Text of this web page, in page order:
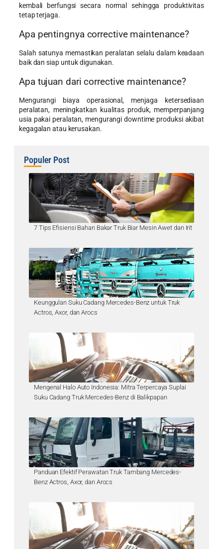
kembali berfungsi secara normal sehingga produktivitas
tetap terjaga.
Apa pentingnya corrective maintenance?
Salah satunya memastikan peralatan selalu dalam keadaan
baik dan siap untuk digunakan.
Apa tujuan dari corrective maintenance?
Mengurangi biaya operasional, menjaga ketersediaan
peralatan, meningkatkan kualitas produk, memperpanjang
usia pakai peralatan, mengurangi downtime produksi akibat
kegagalan atau kerusakan.
Populer Post
7 Tips Efisiensi Bahan Bakar Truk Biar Mesin Awet dan Irit
Keunggulan Suku Cadang Mercedes-Benz untuk Truk
Actros, Axor, dan Arocs
Mengenal Halo Auto Indonesia: Mitra Terpercaya Suplai
Suku Cadang Truk Mercedes-Benz di Balikpapan
Panduan Efektif Perawatan Truk Tambang Mercedes-
Benz Actros, Axor, dan Arocs